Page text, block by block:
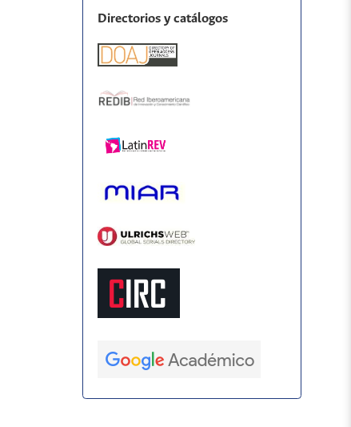
Directorios y catálogos